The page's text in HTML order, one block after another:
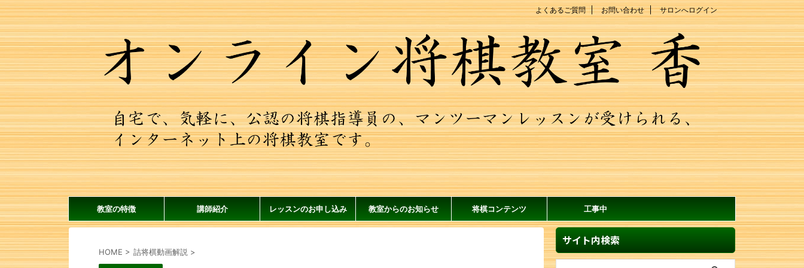
よくあるご質問 お問い合わせ サロンへログイン
教室の特徴 講師紹介 レッスンのお申し込み 教室からのお知らせ 将棋コンテンツ 工事中
HOME > 詰将棋動画解説 >
サイト内検索